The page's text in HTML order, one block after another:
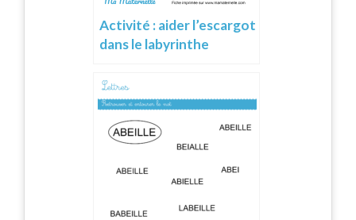
Activité : aider l’escargot
dans le labyrinthe